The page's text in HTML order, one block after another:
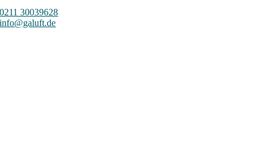
0211 30039628
info@galuft.de